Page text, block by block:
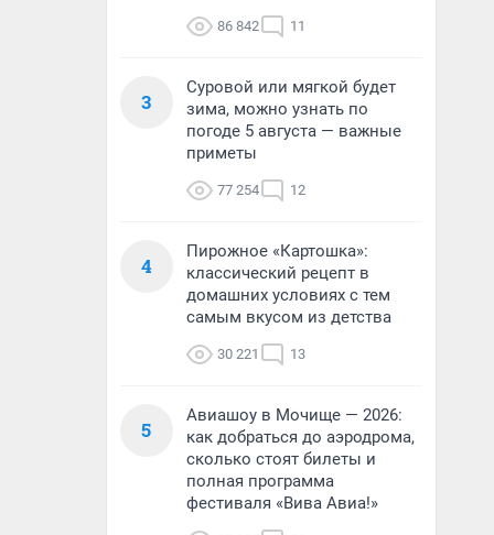
86 842 11
3
Суровой или мягкой будет
зима, можно узнать по
погоде 5 августа — важные
приметы
77 254 12
4
Пирожное «Картошка»:
классический рецепт в
домашних условиях с тем
самым вкусом из детства
30 221 13
5
Авиашоу в Мочище — 2026:
как добраться до аэродрома,
сколько стоят билеты и
полная программа
фестиваля «Вива Авиа!»